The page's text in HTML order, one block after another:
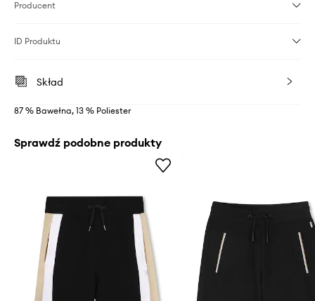
Producent
ID Produktu
Skład
87 % Bawełna, 13 % Poliester
Sprawdź podobne produkty